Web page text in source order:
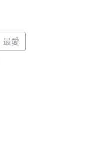
最愛